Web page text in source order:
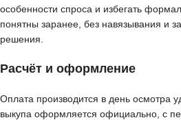
особенности спроса и избегать
понятны заранее, без навязывания и
решения.
Расчёт и оформление
Оплата производится в день осмотра
выкупа оформляется официально, с